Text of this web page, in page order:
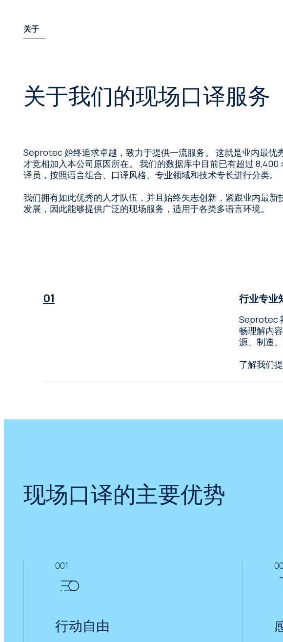
关于
关于我们的现场口译服务
Seprotec 始终追求卓越，致力于提供一流服务。 这就是业内最优
才竞相加入本公司原因所在。 我们的数据库中目前已有超过 8,400
译员，按照语言组合、口译风格、专业领域和技术专长进行分类。
我们拥有如此优秀的人才队伍，并且始终矢志创新，紧跟业内最新
发展，因此能够提供广泛的现场服务，适用于各类多语言环境。
行业专业
Seprotec
畅理解内
源、制造
了解我们
现场口译的主要优势
001
行动自由